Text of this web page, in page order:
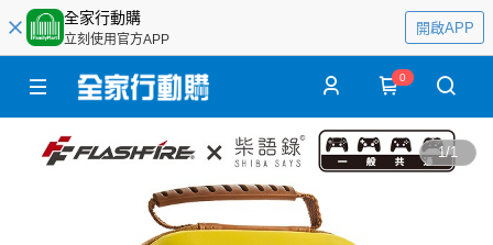
全家行動購
立刻使用官方APP
開啟APP
0
1/1